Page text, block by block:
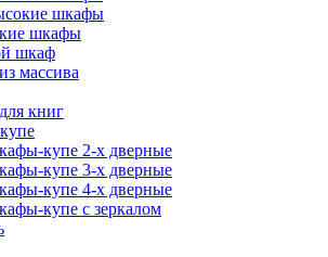
шкафы
шкафы
шкаф
массива
книг
купе 2-х дверные
купе 3-х дверные
купе 4-х дверные
купе с зеркалом